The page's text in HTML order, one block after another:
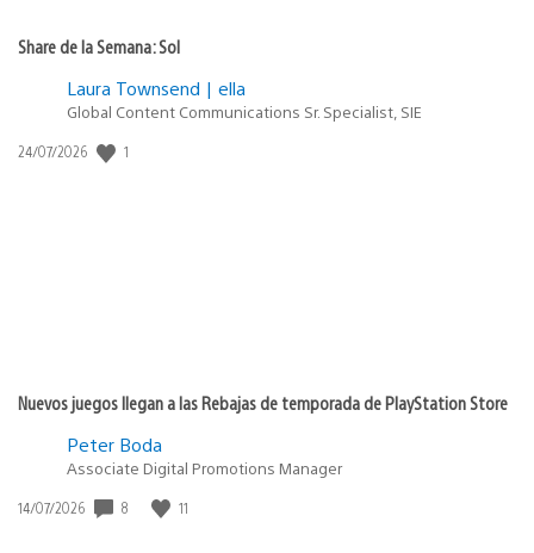
Share de la Semana: Sol
Laura Townsend | ella
Global Content Communications Sr. Specialist, SIE
Fecha
24/07/2026 1
Nuevos juegos llegan a las Rebajas de temporada de PlayStation Store
Peter Boda
Associate Digital Promotions Manager
Fecha
14/07/2026 8 11